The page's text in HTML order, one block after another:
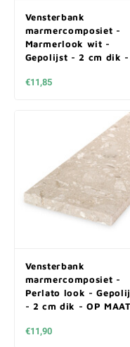
Vensterbank
marmercomposiet -
Marmerlook wit -
Gepolijst - 2 cm dik -
€11,85
Vensterbank
marmercomposiet -
Perlato look -
- 2 cm dik - OP MAAT
€11,90